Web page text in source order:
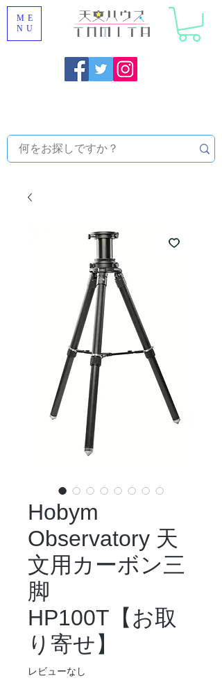
ME
NU
Hobym
Observatory 天
文用カーボン三
脚
HP100T【お取
り寄せ】
レビューなし